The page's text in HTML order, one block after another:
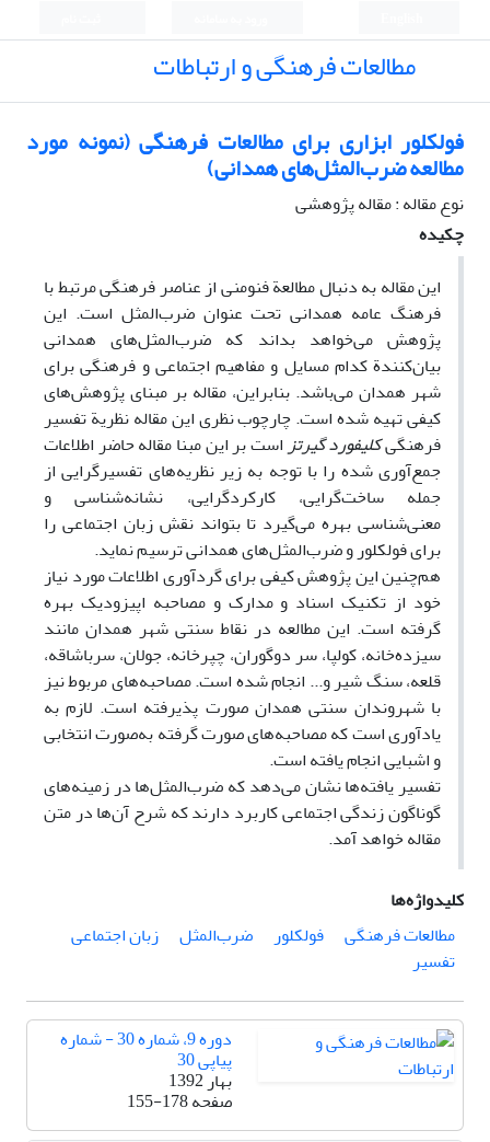
مطالعات فرهنگی و ارتباطات
فولکلور ابزاری برای مطالعات فرهنگی (نمونه مورد
مطالعه ضرب‌المثل‌های همدانی)
نوع مقاله : مقاله پژوهشی
چکیده
این مقاله به دنبال مطالعة فنومنی از عناصر فرهنگی مرتبط با
فرهنگ عامه همدانی تحت عنوان ضرب‌المثل است. این
پژوهش می‌خواهد بداند که ضرب‌المثل‌های همدانی
بیان‌کنندة کدام مسایل و مفاهیم اجتماعی و فرهنگی برای
شهر همدان می‌باشد. بنابراین، مقاله بر مبنای پژوهش‌های
کیفی تهیه شده است. چارچوب نظری این مقاله نظریة تفسیر
فرهنگیکلیفورد گیرتزاست بر این مبنا مقاله حاضر اطلاعات
جمع‌آوری شده را با توجه به زیر نظریه‌های تفسیرگرایی از
جمله ساخت‌گرایی، کارکردگرایی، نشانه‌شناسی و
معنی‌شناسی بهره می‌گیرد تا بتواند نقش زبان اجتماعی را
برای فولکلور و ضرب‌المثل‌های همدانی ترسیم نماید.
هم‌چنین این پژوهش کیفی برای گردآوری اطلاعات مورد نیاز
خود از تکنیک اسناد و مدارک و مصاحبه اپیزودیک بهره
گرفته است. این مطالعه در نقاط سنتی شهر همدان مانند
سیزده‌خانه، کولپا، سر دوگوران، چپرخانه، جولان، سرباشاقه،
قلعه، سنگ شیر و... انجام شده است. مصاحبه‌های مربوط نیز
با شهروندان سنتی همدان صورت پذیرفته است. لازم به
یادآوری است که مصاحبه‌های صورت گرفته به‌صورت انتخابی
و اشبایی انجام یافته است.
تفسیر یافته‌ها نشان می‌دهد که ضرب‌المثل‌ها در زمینه‌های
گوناگون زندگی اجتماعی کاربرد دارند که شرح آن‌ها در متن
مقاله خواهد آمد.
کلیدواژه‌ها
مطالعات فرهنگی
فولکلور ضرب‌المثل
زبان اجتماعی
تفسیر
دوره 9، شماره 30 - شماره
پیاپی 30
بهار 1392
صفحه155-178